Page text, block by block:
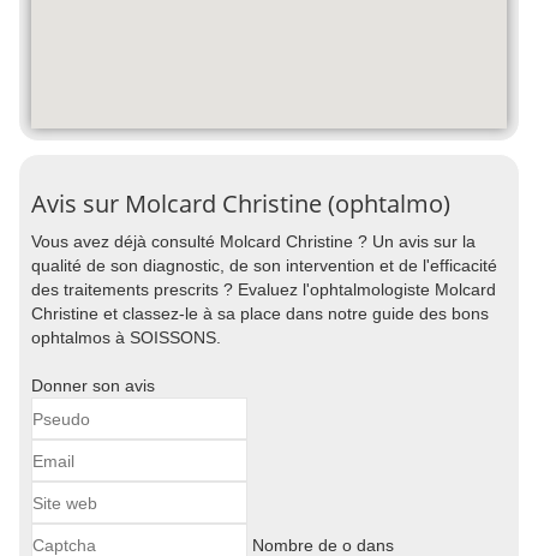
Avis sur Molcard Christine (ophtalmo)
Vous avez déjà consulté Molcard Christine ? Un avis sur la
qualité de son diagnostic, de son intervention et de l'efficacité
des traitements prescrits ? Evaluez l'ophtalmologiste Molcard
Christine et classez-le à sa place dans notre guide des bons
ophtalmos à SOISSONS.
Donner son avis
Nombre de o dans